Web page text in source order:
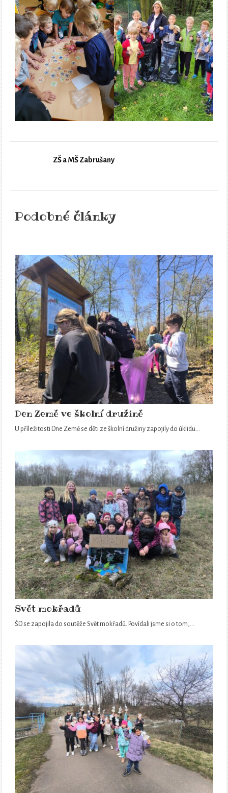
ZŠ a MŠ Zabrušany
Podobné články
Den Země ve školní družině
U příležitosti Dne Země se děti ze školní družiny zapojily do úklidu…
Svět mokřadů
ŠD se zapojila do soutěže Svět mokřadů. Povídali jsme si o tom,…